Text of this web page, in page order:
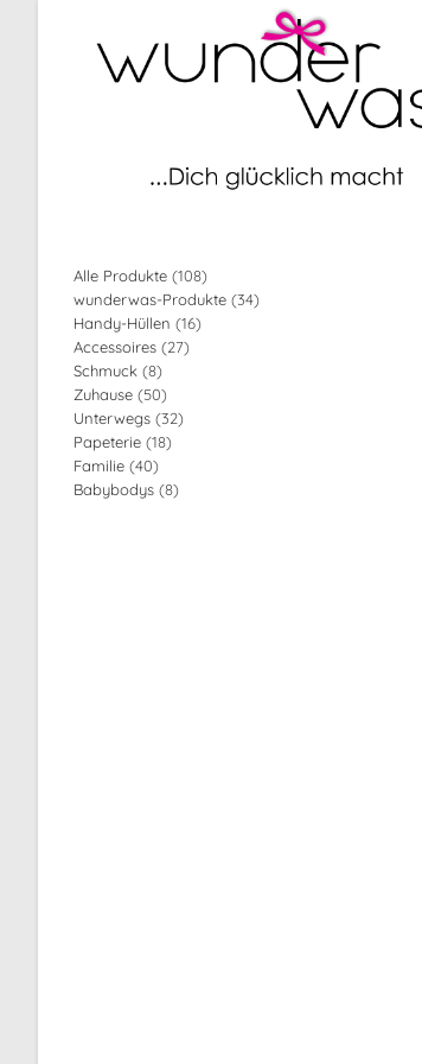
Alle Produkte 108108
Produkte
wunderwas-Produkte 3434
Handy-Hüllen 1616
Accessoires 2727
Schmuck 88
Produkte
Zuhause 5050
Produkte
Unterwegs 3232
Papeterie 1818
Familie 4040
Produkte
Babybodys 88